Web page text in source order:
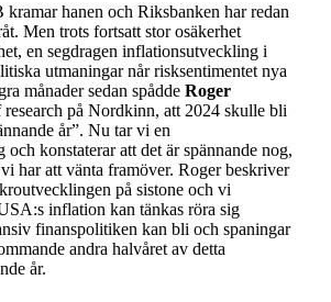
kramar hanen och Riksbanken har redan
Men trots fortsatt stor osäkerhet
en segdragen inflationsutveckling i
utmaningar når risksentimentet nya
månader sedan spådde Roger
research på Nordkinn, att 2024 skulle bli
år”. Nu tar vi en
och konstaterar att det är spännande nog,
har att vänta framöver. Roger beskriver
på sistone och vi
inflation kan tänkas röra sig
finanspolitiken kan bli och spaningar
andra halvåret av detta
år.